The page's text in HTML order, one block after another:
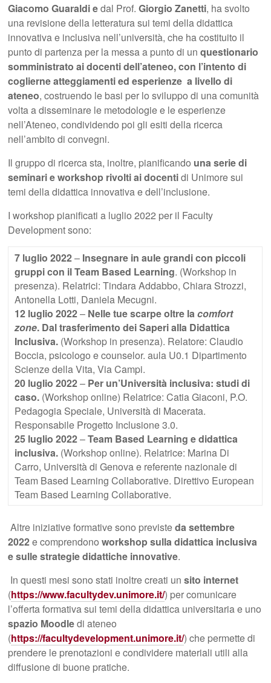
Giacomo Guaraldi edal Prof. Giorgio Zanetti, ha svolto
una revisione della letteratura sui temi della didattica
innovativa e inclusiva nell’università, che ha costituito il
punto di partenza per la messa a punto di unquestionario
somministrato ai docenti dell’ateneo, con l’intento di
coglierne atteggiamenti ed esperienze a livello di
ateneo, costruendo le basi per lo sviluppo di una comunità
volta a disseminare le metodologie e le esperienze
nell’Ateneo, condividendo poi gli esiti della ricerca
nell’ambito di convegni.
Il gruppo di ricerca sta, inoltre, pianificando una serie di
seminari e workshop rivoltiai docentidi Unimore sui
temi della didattica innovativa e dell’inclusione.
I workshop pianificati a luglio 2022 per il Faculty
Development sono:
7 luglio 2022– Insegnare in aule grandi con piccoli
gruppi con il Team Based Learning. (Workshop in
presenza). Relatrici: Tindara Addabbo, Chiara Strozzi,
Antonella Lotti, Daniela Mecugni.
12 luglio 2022– Nelle tue scarpe oltre lacomfort
zone. Dal trasferimento dei Saperi alla Didattica
Inclusiva. (Workshop in presenza). Relatore: Claudio
Boccia, psicologo e counselor. aula U0.1 Dipartimento
Scienze della Vita, Via Campi.
20 luglio 2022– Per un’Università inclusiva: studi di
caso. (Workshop online) Relatrice: Catia Giaconi, P.O.
Pedagogia Speciale, Università di Macerata.
Responsabile Progetto Inclusione 3.0.
25 luglio 2022–Team Based Learning e didattica
inclusiva. (Workshop online). Relatrice: Marina Di
Carro, Università di Genova e referente nazionale di
Team Based Learning Collaborative. Direttivo European
Team Based Learning Collaborative.
Altre iniziative formative sono previsteda settembre
2022e comprendonoworkshop sulla didattica inclusiva
e sulle strategie didattiche innovative.
In questi mesi sono stati inoltre creati unsito internet
(https://www.facultydev.unimore.it/) per comunicare
l’offerta formativa sui temi della didattica universitaria e uno
spazio Moodledi ateneo
(https://facultydevelopment.unimore.it/) che permette di
prendere le prenotazioni e condividere materiali utili alla
diffusione di buone pratiche.